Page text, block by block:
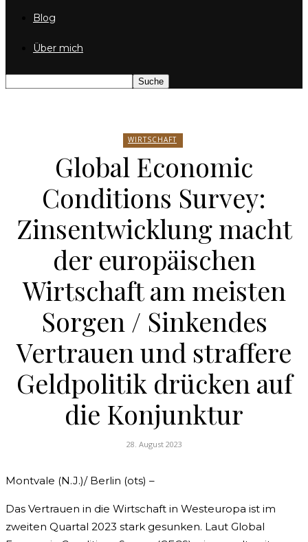
Blog
Über mich
WIRTSCHAFT
Global Economic
Conditions Survey:
Zinsentwicklung macht
der europäischen
Wirtschaft am meisten
Sorgen / Sinkendes
Vertrauen und straffere
Geldpolitik drücken auf
die Konjunktur
28. August 2023
Montvale (N.J.)/ Berlin (ots) –
Das Vertrauen in die Wirtschaft in Westeuropa ist im
zweiten Quartal 2023 stark gesunken. Laut Global